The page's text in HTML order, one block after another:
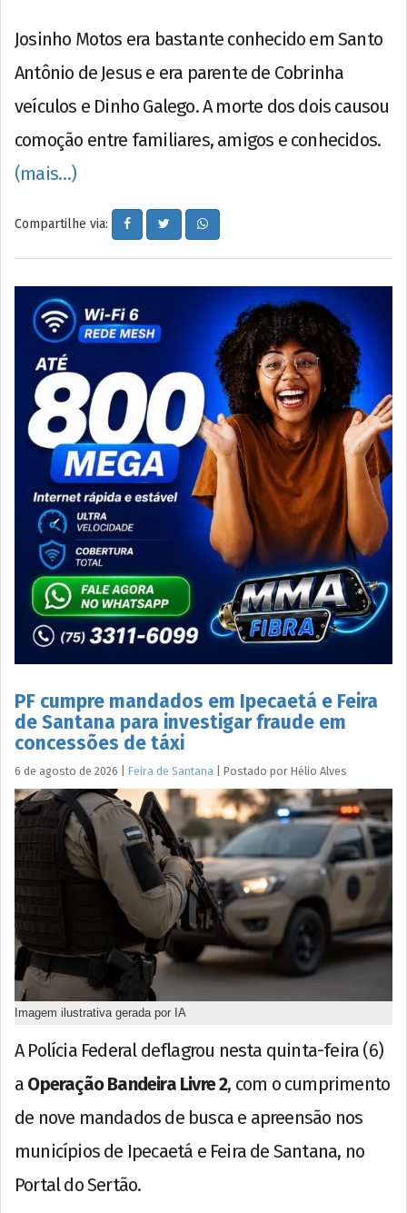
Josinho Motos era bastante conhecido em Santo
Antônio de Jesus e era parente de Cobrinha
veículos e Dinho Galego. A morte dos dois causou
comoção entre familiares, amigos e conhecidos.
(mais…)
Compartilhe via:
PF cumpre mandados em Ipecaetá e Feira
de Santana para investigar fraude em
concessões de táxi
6 de agosto de 2026 Feira de Santana Postado por Hélio Alves
Imagem ilustrativa gerada por IA
A Polícia Federal deflagrou nesta quinta-feira (6)
a Operação Bandeira Livre 2, com o cumprimento
de nove mandados de busca e apreensão nos
municípios de Ipecaetá e Feira de Santana, no
Portal do Sertão.